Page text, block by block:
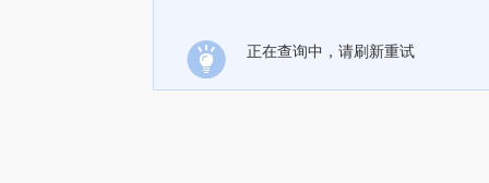
正在查询中，请刷新重试